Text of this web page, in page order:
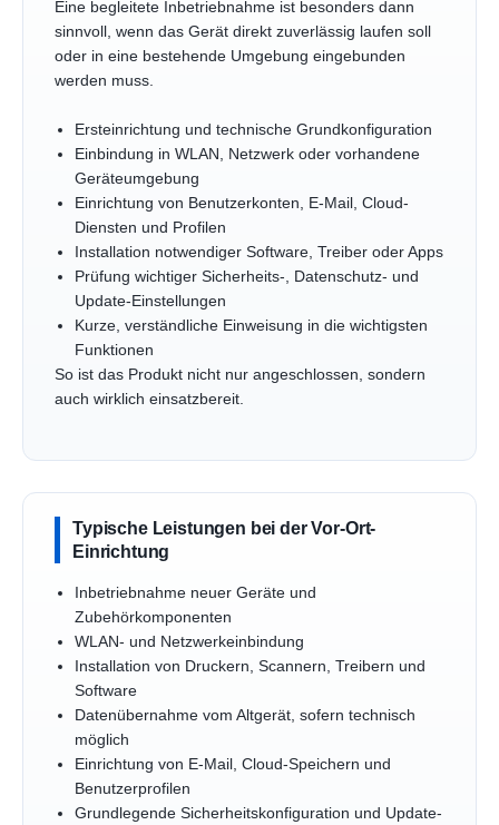
Eine begleitete Inbetriebnahme ist besonders dann
sinnvoll, wenn das Gerät direkt zuverlässig laufen soll
oder in eine bestehende Umgebung eingebunden
werden muss.
Ersteinrichtung und technische Grundkonfiguration
Einbindung in WLAN, Netzwerk oder vorhandene
Geräteumgebung
Einrichtung von Benutzerkonten, E-Mail, Cloud-
Diensten und Profilen
Installation notwendiger Software, Treiber oder Apps
Prüfung wichtiger Sicherheits-, Datenschutz- und
Update-Einstellungen
Kurze, verständliche Einweisung in die wichtigsten
Funktionen
So ist das Produkt nicht nur angeschlossen, sondern
auch wirklich einsatzbereit.
Typische Leistungen bei der Vor-Ort-
Einrichtung
Inbetriebnahme neuer Geräte und
Zubehörkomponenten
WLAN- und Netzwerkeinbindung
Installation von Druckern, Scannern, Treibern und
Software
Datenübernahme vom Altgerät, sofern technisch
möglich
Einrichtung von E-Mail, Cloud-Speichern und
Benutzerprofilen
Grundlegende Sicherheitskonfiguration und Update-